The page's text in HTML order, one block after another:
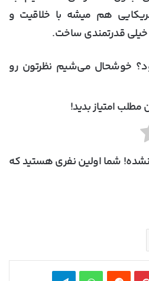
هم میشه با خلاقیت و
قدرتمندی ساخت.
خوشحال می‌شیم نظرتون رو
مطلب امتیاز بدید!
شما اولین نفری هستید که
‫پین‌ترست‫رددیت واتس آپ تلگرام